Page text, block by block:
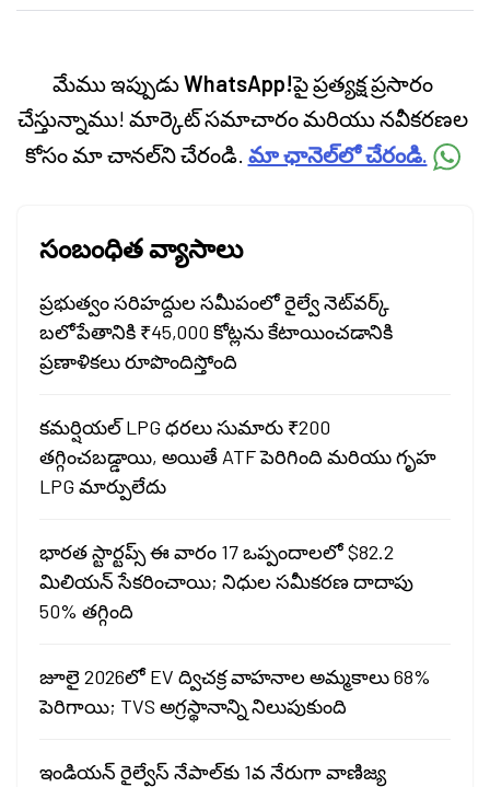
categories.
మేము ఇప్పుడుWhatsApp!పై ప్రత్యక్ష ప్రసారం
చేస్తున్నాము! మార్కెట్ సమాచారం మరియు నవీకరణల
కోసం మా చానల్‌ని చేరండి. మా ఛానెల్‌లో చేరండి.
సంబంధిత వ్యాసాలు
ప్రభుత్వం సరిహద్దుల సమీపంలో రైల్వే నెట్‌వర్క్
బలోపేతానికి ₹45,000 కోట్లను కేటాయించడానికి
ప్రణాళికలు రూపొందిస్తోంది
కమర్షియల్ LPG ధరలు సుమారు ₹200
తగ్గించబడ్డాయి, అయితే ATF పెరిగింది మరియు గృహ
LPG మార్పులేదు
భారత స్టార్టప్స్ ఈ వారం 17 ఒప్పందాలలో $82.2
మిలియన్ సేకరించాయి; నిధుల సమీకరణ దాదాపు
50% తగ్గింది
జూలై 2026లో EV ద్విచక్ర వాహనాల అమ్మకాలు 68%
పెరిగాయి; TVS అగ్రస్థానాన్ని నిలుపుకుంది
ఇండియన్ రైల్వేస్ నేపాల్‌కు 1వ నేరుగా వాణిజ్య